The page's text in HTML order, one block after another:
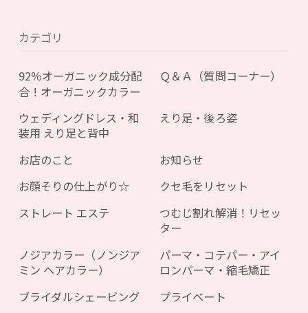
カテゴリ
92％オーガニック成分配
合！オーガニックカラー
Ｑ＆Ａ（質問コーナー）
ウェディングドレス・和
装用 えり足と背中
えり足・後ろ姿
お店のこと
お知らせ
お顔そりの仕上がり☆
クセ毛をリセット
ストレート エステ
つむじ割れ解消！リセッ
ター
ノジアカラー（ノンジア
ミン ヘアカラー）
パーマ・コテパー・アイ
ロンパーマ・縮毛矯正
ブライダルシェービング
プライベート